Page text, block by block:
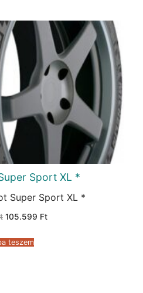
Sport XL *
Super Sport XL *
Original
151.295 Ft.
105.599 FtCurrent
teszem